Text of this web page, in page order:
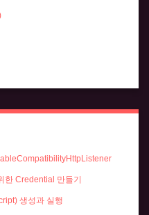
한 Credential 만들기
생성과 실행